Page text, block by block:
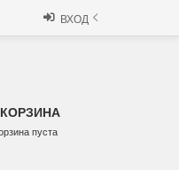
ВХОД
КОРЗИНА
пуста